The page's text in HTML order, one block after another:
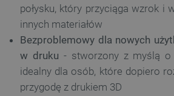
połysku, który przyciąga wzrok i
innych materiałów
Bezproblemowy dla nowych
w druku - stworzony z myślą o
idealny dla osób, które dopiero
przygodę z drukiem 3D